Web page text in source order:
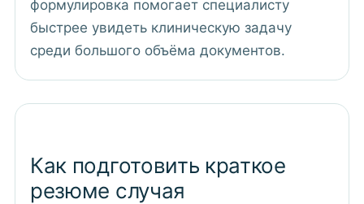
формулировка помогает специалисту
быстрее увидеть клиническую задачу
среди большого объёма документов.
Как подготовить краткое
резюме случая